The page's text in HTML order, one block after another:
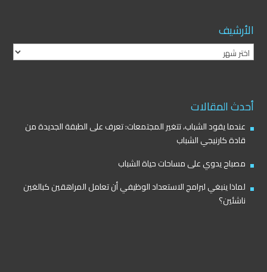
الأرشيف
الأرشيف
أحدث المقالات
عندما يقود الشباب، تتغير المجتمعات: تعرف على الطبقة الجديدة من
قادة كارنيجي الشباب
مصباح يدوي على مساحات حياة الشباب
لماذا ينبغي لبرامج الاستعداد الوظيفي أن تعامل المراهقين كبالغين
ناشئين؟